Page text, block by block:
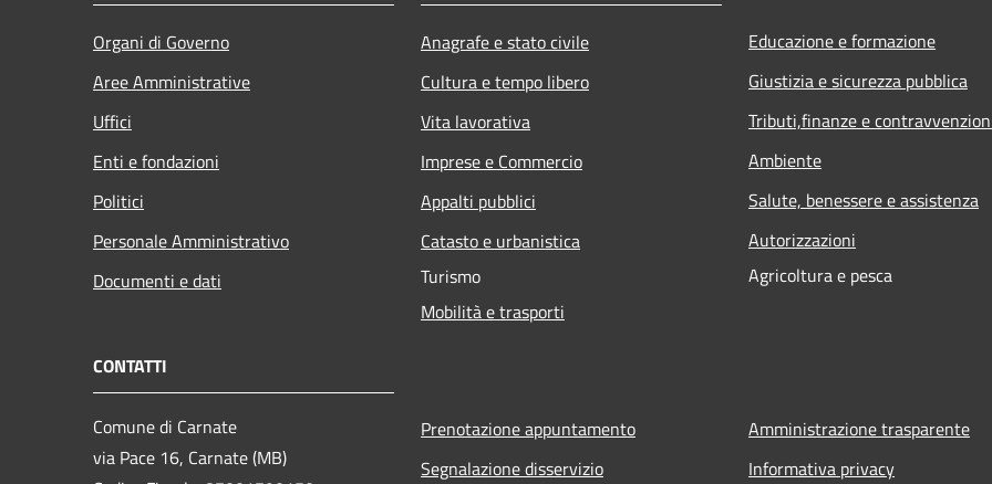
Organi di Governo
Aree Amministrative
Uffici
Enti e fondazioni
Politici
Personale Amministrativo
Documenti e dati
Anagrafe e stato civile
Cultura e tempo libero
Vita lavorativa
Imprese e Commercio
Appalti pubblici
Catasto e urbanistica
Turismo
Mobilità e trasporti
Educazione e formazione
Giustizia e sicurezza pubblica
Tributi,finanze e
Ambiente
Salute, benessere e assistenza
Autorizzazioni
Agricoltura e pesca
CONTATTI
Comune di Carnate
via Pace 16, Carnate (MB)
Prenotazione appuntamento
Segnalazione disservizio
Amministrazione trasparente
Informativa privacy